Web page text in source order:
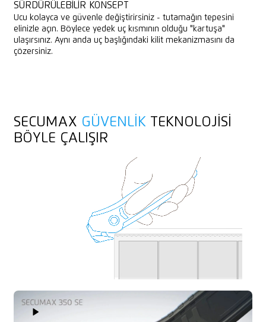
SÜRDÜRÜLEBILIR KONSEPT
Ucu kolayca ve güvenle değiştirirsiniz - tutamağın tepesini
elinizle açın. Böylece yedek uç kısmının olduğu "kartuşa"
ulaşırsınız. Aynı anda uç başlığındaki kilit mekanizmasını da
çözersiniz.
SECUMAX GÜVENLIKTEKNOLOJISI
BÖYLE ÇALIŞIR
Play Video